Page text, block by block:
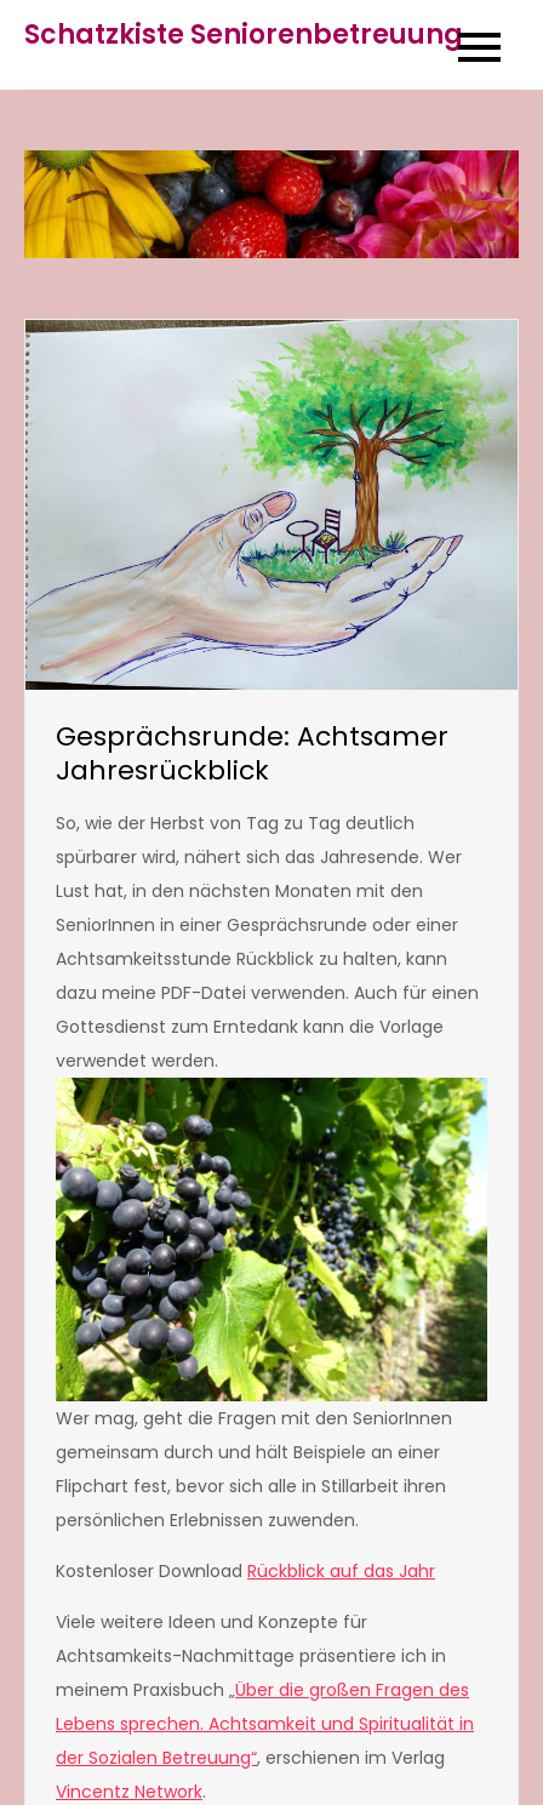
content
Schatzkiste Seniorenbetreuung
Gesprächsrunde: Achtsamer
Jahresrückblick
So, wie der Herbst von Tag zu Tag deutlich
spürbarer wird, nähert sich das Jahresende. Wer
Lust hat, in den nächsten Monaten mit den
SeniorInnen in einer Gesprächsrunde oder einer
Achtsamkeitsstunde Rückblick zu halten, kann
dazu meine PDF-Datei verwenden. Auch für einen
Gottesdienst zum Erntedank kann die Vorlage
verwendet werden.
Wer mag, geht die Fragen mit den SeniorInnen
gemeinsam durch und hält Beispiele an einer
Flipchart fest, bevor sich alle in Stillarbeit ihren
persönlichen Erlebnissen zuwenden.
Kostenloser Download Rückblick auf das Jahr
Viele weitere Ideen und Konzepte für
Achtsamkeits-Nachmittage präsentiere ich in
meinem Praxisbuch „Über die großen Fragen des
Lebens sprechen. Achtsamkeit und Spiritualität in
der Sozialen Betreuung“, erschienen im Verlag
Vincentz Network.